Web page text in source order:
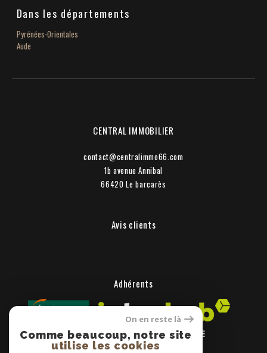
Dans les départements
Pyrénées-Orientales
Aude
CENTRAL IMMOBILIER
contact@centralimmo66.com
1b avenue Annibal
66420 le barcarès
Avis clients
Adhérents
On en reste là
Comme beaucoup, notre site
utilise les cookies